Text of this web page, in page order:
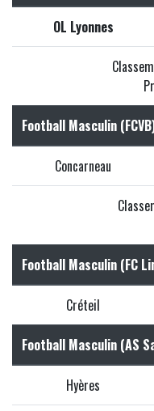
OL Lyonnes
Football Masculin
Concarneau
Football Masculin (FC
Créteil
Football Masculin (AS
Hyères